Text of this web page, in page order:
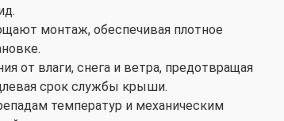
монтаж, обеспечивая плотное
от влаги, снега и ветра, предотвращая
срок службы крыши.
температур и механическим